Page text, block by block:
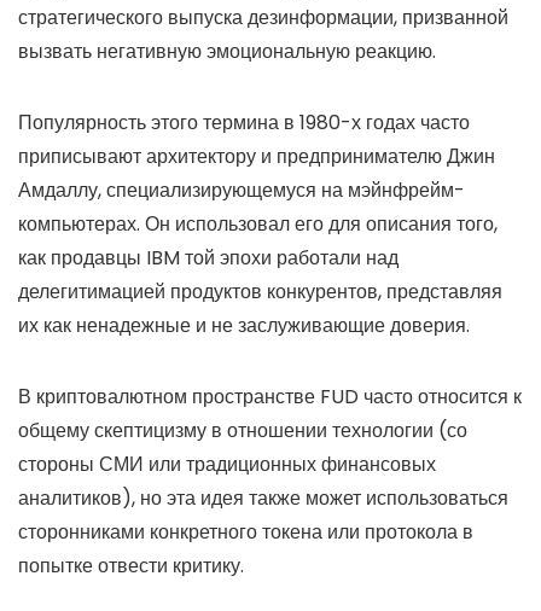
стратегического выпуска дезинформации, призванной
вызвать негативную эмоциональную реакцию.
Популярность этого термина в 1980-х годах часто
приписывают архитектору и предпринимателю Джин
Амдаллу, специализирующемуся на мэйнфрейм-
компьютерах. Он использовал его для описания того,
как продавцы IBM той эпохи работали над
делегитимацией продуктов конкурентов, представляя
их как ненадежные и не заслуживающие доверия.
В криптовалютном пространстве FUD часто относится к
общему скептицизму в отношении технологии (со
стороны СМИ или традиционных финансовых
аналитиков), но эта идея также может использоваться
сторонниками конкретного токена или протокола в
попытке отвести критику.